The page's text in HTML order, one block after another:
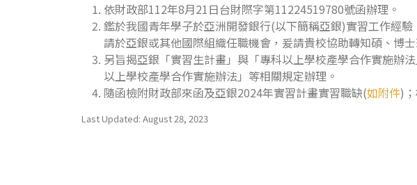
依財政部112年8月21日台財際字第11224519780號函辦理。
鑑於我國青年學子於亞洲開發銀行(以下簡稱亞銀)實習工作經
請於亞銀或其他國際組織任職機會，爰請貴校協助轉知碩、博
另旨揭亞銀「實習生計畫」與「專科以上學校產學合作實施辦
以上學校產學合作實施辦法」等相關規定辦理。
隨函檢附財政部來函及亞銀2024年實習計畫實習職缺(如附件)
Last Updated: August 28, 2023